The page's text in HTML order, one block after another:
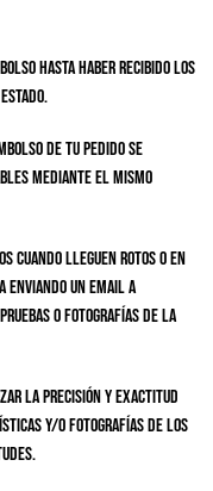
hasta haber recibido los
de tu pedido se
mediante el mismo
cuando lleguen rotos o en
un email a
o fotografías de la
la precisión y exactitud
y/o fotografías de los